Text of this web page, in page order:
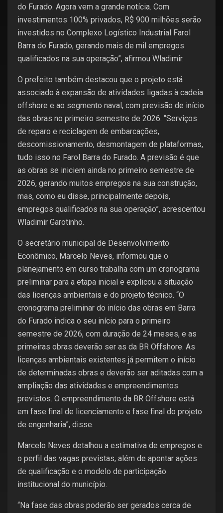
do Furado. Agora vem a grande notícia. Com
investimentos 100% privados, R$ 900 milhões serão
investidos no Complexo Logístico Industrial Farol
Barra do Furado, gerando mais de mil empregos
qualificados na sua operação”, afirmou Wladimir.
O prefeito também destacou que o projeto está
associado à expansão de atividades ligadas à cadeia
offshore e ao segmento naval, com previsão de início
das obras no primeiro semestre de 2026. “Serviços
de reparo e reciclagem de embarcações,
descomissionamento, desmontagem de plataformas,
tudo isso no Farol Barra do Furado. A previsão é que
as obras se iniciem ainda no primeiro semestre de
2026, gerando muitos empregos na sua construção,
mas, como eu disse, principalmente depois,
empregos qualificados na sua operação”, acrescentou
Wladimir Garotinho.
O secretário municipal de Desenvolvimento
Econômico, Marcelo Neves, informou que o
planejamento em curso trabalha com um cronograma
preliminar para a etapa inicial e explicou a situação
das licenças ambientais e do projeto técnico. “O
cronograma preliminar do início das obras em Barra
do Furado indica o seu início para o primeiro
semestre de 2026, com duração de 24 meses, e as
primeiras obras deverão ser as da BR Offshore. As
licenças ambientais existentes já permitem o início
de determinadas obras e deverão ser aditadas com a
ampliação das atividades e empreendimentos
previstos. O empreendimento da BR Offshore está
em fase final de licenciamento e fase final do projeto
de engenharia”, disse.
Marcelo Neves detalhou a estimativa de empregos e
o perfil das vagas previstas, além de apontar ações
de qualificação e o modelo de participação
institucional do município.
“Na fase das obras poderão ser gerados cerca de